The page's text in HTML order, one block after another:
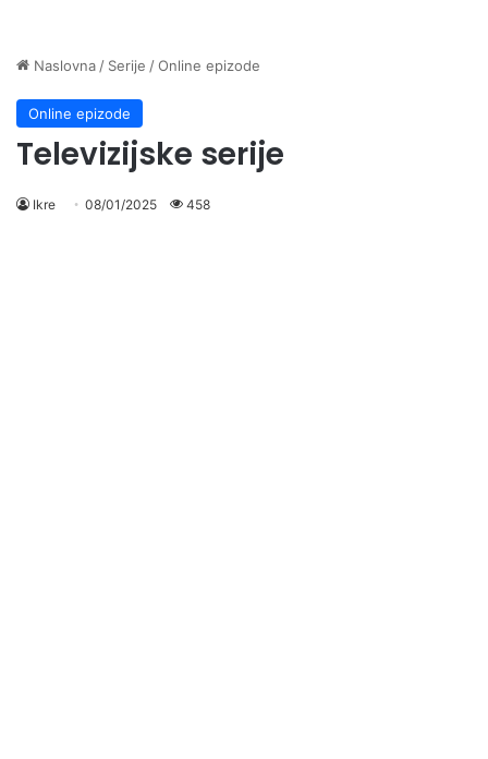
Naslovna / Serije /Online epizode
Online epizode
Televizijske serije
Ikre 08/01/2025 458